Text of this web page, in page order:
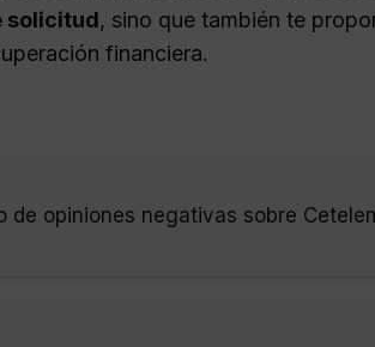
solicitud, sino que también te
financiera.
de opiniones negativas sobre